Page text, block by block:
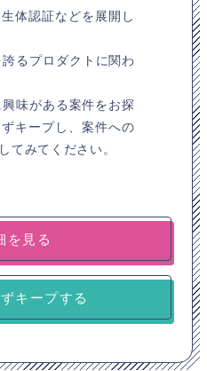
体認証などを展開し
るプロダクトに関わ
味がある案件をお探
キープし、案件への
てみてください。
を見る
キープする